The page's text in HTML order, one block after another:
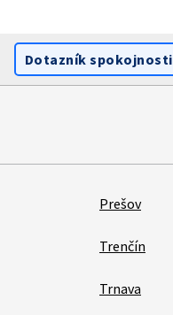
Dotazník spokojnosti
Prešov
Trenčín
Trnava